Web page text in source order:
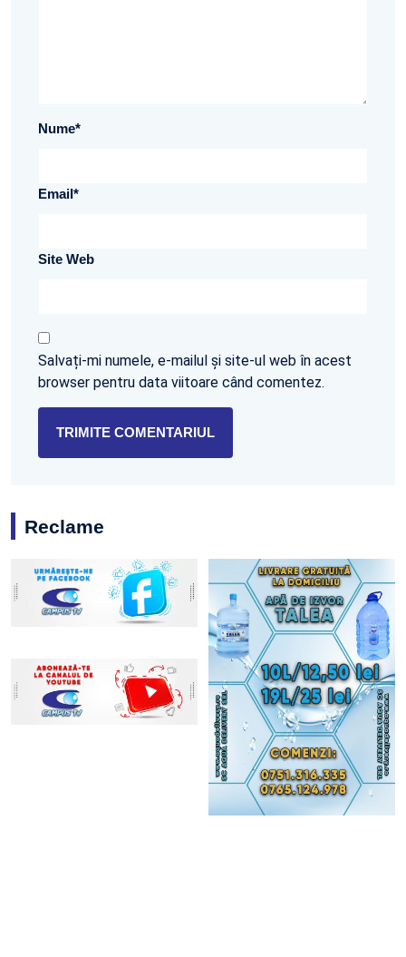
Nume*
Email*
Site Web
Salvați-mi numele, e-mailul și site-ul web în acest
browser pentru data viitoare când comentez.
Reclame